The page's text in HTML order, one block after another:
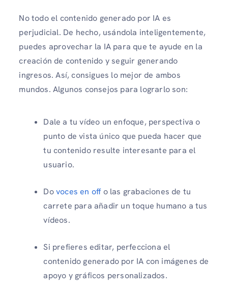
No todo el contenido generado por IA es
perjudicial. De hecho, usándola inteligentemente,
puedes aprovechar la IA para que te ayude en la
creación de contenido y seguir generando
ingresos. Así, consigues lo mejor de ambos
mundos. Algunos consejos para lograrlo son:
Dale a tu vídeo un enfoque, perspectiva o
punto de vista único que pueda hacer que
tu contenido resulte interesante para el
usuario.
Dovoces en offo las grabaciones de tu
carrete para añadir un toque humano a tus
vídeos.
Si prefieres editar, perfecciona el
contenido generado por IA con imágenes de
apoyo y gráficos personalizados.